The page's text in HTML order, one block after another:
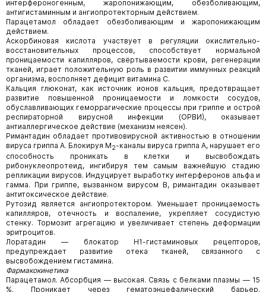
интерфероногенным, жаропонижающим, обезболивающим,
антигистаминным и ангиопротекторным действием.
Парацетамол обладает обезболивающим и жаропонижающим
действием.
Аскорбиновая кислота участвует в регуляции окислительно-
восстановительных процессов, способствует нормальной
проницаемости капилляров, свёртываемости крови, регенерации
тканей, играет положительную роль в развитии иммунных реакций
организма, восполняет дефицит витамина С.
Кальция глюконат, как источник ионов кальция, предотвращает
развитие повышенной проницаемости и ломкости сосудов,
обуславливающих геморрагические процессы при гриппе и острой
респираторной вирусной инфекции (ОРВИ), оказывает
антиаллергическое действие (механизм неясен).
Римантадин обладает противовирусной активностью в отношении
вируса гриппа А. Блокируя М2-каналы вируса гриппа А, нарушает его
способность проникать в клетки и высвобождать
рибонуклеопротеид, ингибируя тем самым важнейшую стадию
репликации вирусов. Индуцирует выработку интерферонов альфа и
гамма. При гриппе, вызванном вирусом В, римантадин оказывает
антитоксическое действие.
Рутозид является ангиопротектором. Уменьшает проницаемость
капилляров, отечность и воспаление, укрепляет сосудистую
стенку. Тормозит агрегацию и увеличивает степень деформации
эритроцитов.
Лоратадин — блокатор Н1-гистаминовых рецепторов,
предупреждает развитие отека тканей, связанного с
высвобождением гистамина.
Фармакокинетика
Парацетамол. Абсорбция — высокая. Связь с белками плазмы — 15
%. Проникает через гематоэнцефалический барьер.